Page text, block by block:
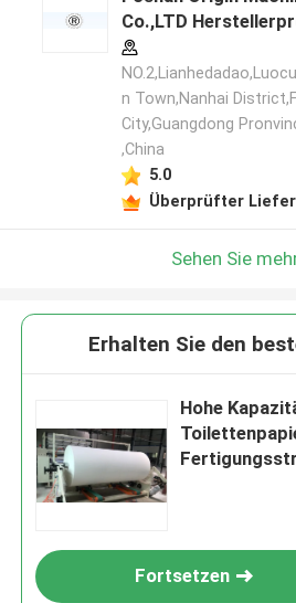
Co.,LTD
n Town,Nanhai
City,Guangdong
,China
5.0
Überprüfter
Sehen Sie
Erhalten Sie den
Hohe
Fortsetzen